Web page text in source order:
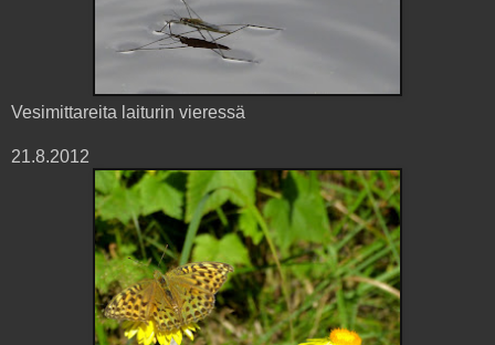
Vesimittareita laiturin vieressä
21.8.2012